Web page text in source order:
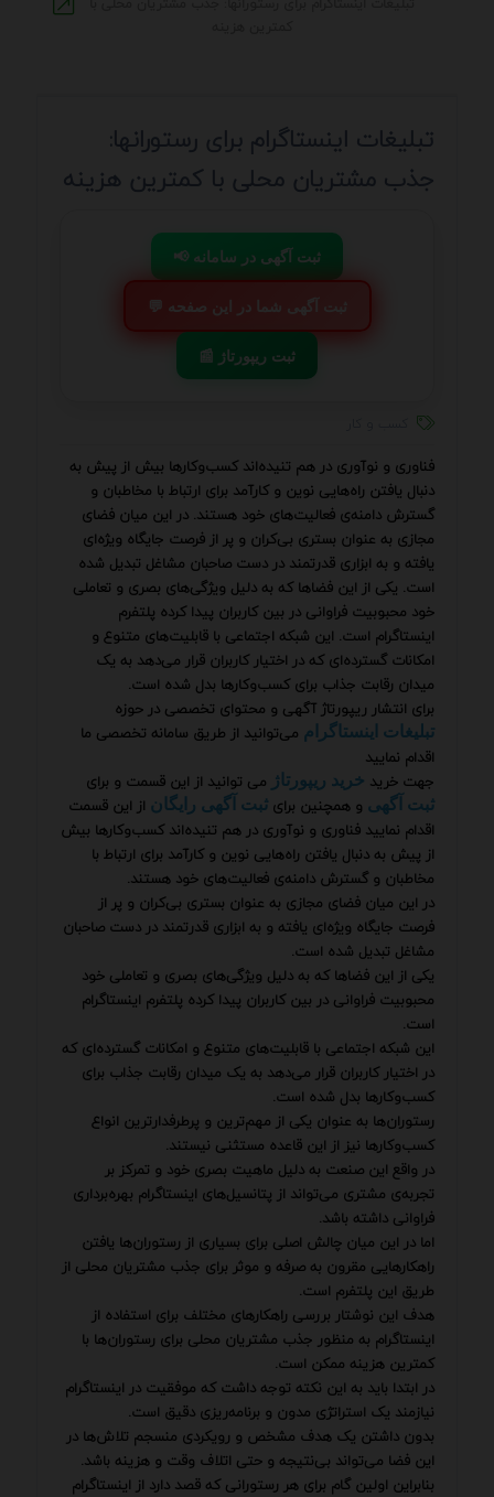
تبلیغات اینستاگرام برای رستورانها:
جذب مشتریان محلی با کمترین هزینه
📢 ثبت آگهی در سامانه
💬 ثبت آگهی شما در این صفحه
📰 ثبت ریپورتاژ
فناوری و نوآوری در هم تنیده‌اند کسب‌وکارها بیش از پیش به
دنبال یافتن راه‌هایی نوین و کارآمد برای ارتباط با مخاطبان و
گسترش دامنه‌ی فعالیت‌های خود هستند. در این میان فضای
مجازی به عنوان بستری بی‌کران و پر از فرصت جایگاه ویژه‌ای
یافته و به ابزاری قدرتمند در دست صاحبان مشاغل تبدیل شده
است. یکی از این فضاها که به دلیل ویژگی‌های بصری و تعاملی
خود محبوبیت فراوانی در بین کاربران پیدا کرده پلتفرم
اینستاگرام است. این شبکه اجتماعی با قابلیت‌های متنوع و
امکانات گسترده‌ای که در اختیار کاربران قرار می‌دهد به یک
میدان رقابت جذاب برای کسب‌وکارها بدل شده است.
برای انتشار ریپورتاژ آگهی و محتوای تخصصی در حوزه
تبلیغات اینستاگرام می‌توانید از طریق سامانه تخصصی ما
اقدام نمایید
جهت خرید خرید ریپورتاژ می توانید از این قسمت و برای
ثبت آگهی و همچنین برای ثبت آگهی رایگان از این قسمت
اقدام نمایید فناوری و نوآوری در هم تنیده‌اند کسب‌وکارها بیش
از پیش به دنبال یافتن راه‌هایی نوین و کارآمد برای ارتباط با
مخاطبان و گسترش دامنه‌ی فعالیت‌های خود هستند.
در این میان فضای مجازی به عنوان بستری بی‌کران و پر از
فرصت جایگاه ویژه‌ای یافته و به ابزاری قدرتمند در دست صاحبان
مشاغل تبدیل شده است.
یکی از این فضاها که به دلیل ویژگی‌های بصری و تعاملی خود
محبوبیت فراوانی در بین کاربران پیدا کرده پلتفرم اینستاگرام
است.
این شبکه اجتماعی با قابلیت‌های متنوع و امکانات گسترده‌ای که
در اختیار کاربران قرار می‌دهد به یک میدان رقابت جذاب برای
کسب‌وکارها بدل شده است.
رستوران‌ها به عنوان یکی از مهم‌ترین و پرطرفدارترین انواع
کسب‌وکارها نیز از این قاعده مستثنی نیستند.
در واقع این صنعت به دلیل ماهیت بصری خود و تمرکز بر
تجربه‌ی مشتری می‌تواند از پتانسیل‌های اینستاگرام بهره‌برداری
فراوانی داشته باشد.
اما در این میان چالش اصلی برای بسیاری از رستوران‌ها یافتن
راهکارهایی مقرون به صرفه و موثر برای جذب مشتریان محلی از
طریق این پلتفرم است.
هدف این نوشتار بررسی راهکارهای مختلف برای استفاده از
اینستاگرام به منظور جذب مشتریان محلی برای رستوران‌ها با
کمترین هزینه ممکن است.
در ابتدا باید به این نکته توجه داشت که موفقیت در اینستاگرام
نیازمند یک استراتژی مدون و برنامه‌ریزی دقیق است.
بدون داشتن یک هدف مشخص و رویکردی منسجم تلاش‌ها در
این فضا می‌تواند بی‌نتیجه و حتی اتلاف وقت و هزینه باشد.
بنابراین اولین گام برای هر رستورانی که قصد دارد از اینستاگرام